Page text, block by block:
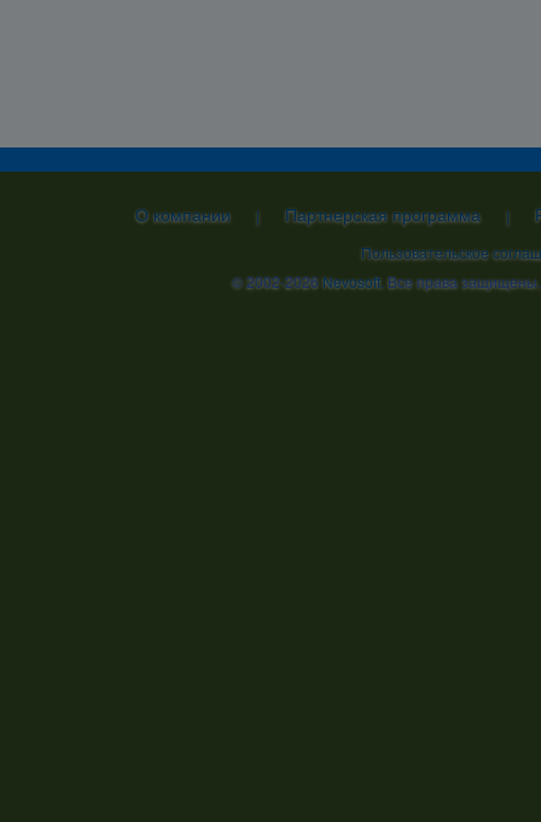
О компании | Партнерская программа |
Пользовательское
© 2002-2026Nevosoft. Все права защищены